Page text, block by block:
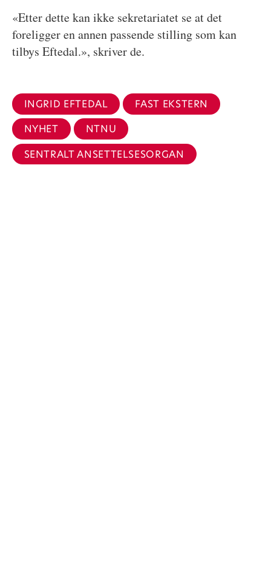
«Etter dette kan ikke sekretariatet se at det
foreligger en annen passende stilling som kan
tilbys Eftedal.», skriver de.
INGRID EFTEDAL
FAST EKSTERN
NYHET
NTNU
SENTRALT ANSETTELSESORGAN